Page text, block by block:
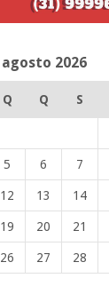
agosto 2026
Q Q S
5 6 7
12 13 14
19 20 21
26 27 28